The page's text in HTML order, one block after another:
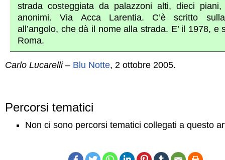
strada costeggiata da palazzoni alti, dieci
anonimi. Via Acca Larentia. C’è scritto
all’angolo, che dà il nome alla strada. E’ il 1978, e
Roma.
Carlo Lucarelli– Blu Notte, 2 ottobre 2005.
Percorsi tematici
Non ci sono percorsi tematici collegati a questo